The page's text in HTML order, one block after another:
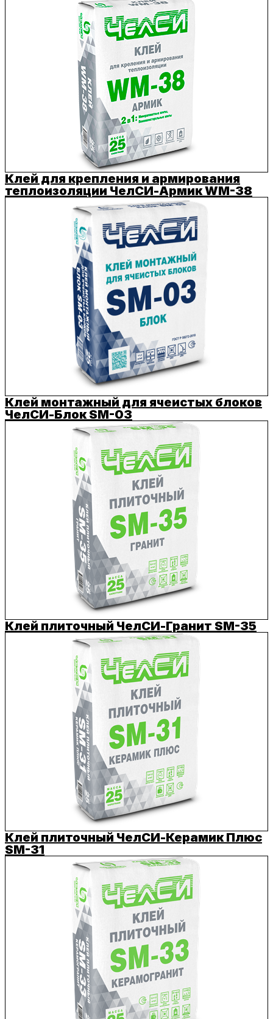
Клей для крепления и армирования
теплоизоляции ЧелСИ-Армик WM-38
Клей монтажный для ячеистых блоков
ЧелСИ-Блок SM-03
Клей плиточный ЧелСИ-Гранит SM-35
Клей плиточный ЧелСИ-Керамик Плюс
SM-31